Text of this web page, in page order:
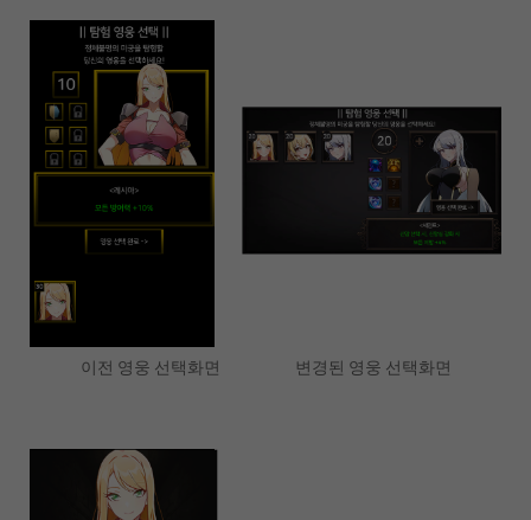
이전 영웅 선택화면 변경된 영웅 선택화면